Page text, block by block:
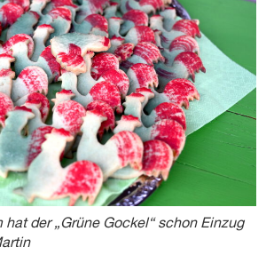
hat der „Grüne Gockel“ schon Einzug